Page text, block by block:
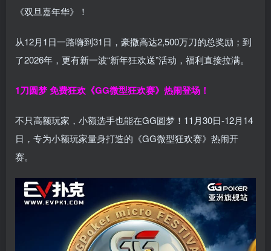
《双旦嘉年华》！
从12月1日一路嗨到31日，豪撒高达2,500万刀的总奖励；到
了2026年，更有新一波“新年狂欢送”活动，福利直接拉满。
1刀圆梦 免费狂欢 《GG微型狂欢赛》热闹登场！
不只高额玩家，小额选手也能在GG圆梦！11月30日-12月14
日，专为小额玩家量身打造的《GG微型狂欢赛》热闹开
赛。